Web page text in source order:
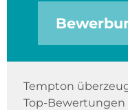
Tempton
Top-